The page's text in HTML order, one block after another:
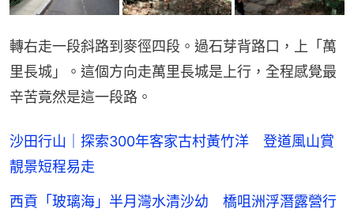
轉右走一段斜路到麥徑四段。過石芽背路口，上「萬
里長城」。這個方向走萬里長城是上行，全程感覺最
辛苦竟然是這一段路。
沙田行山｜探索300年客家古村黃竹洋 登道風山賞
靚景短程易走
西貢「玻璃海」半月灣水清沙幼 橋咀洲浮潛露營行